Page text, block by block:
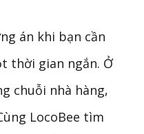
án khi bạn cần
thời gian ngắn. Ở
chuỗi nhà hàng,
LocoBee tìm